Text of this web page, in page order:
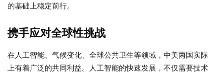
的基础上稳定前行。
携手应对全球性挑战
在人工智能、气候变化、全球公共卫生等领域，中美两国实际
上有着广泛的共同利益。人工智能的快速发展，不仅需要技术